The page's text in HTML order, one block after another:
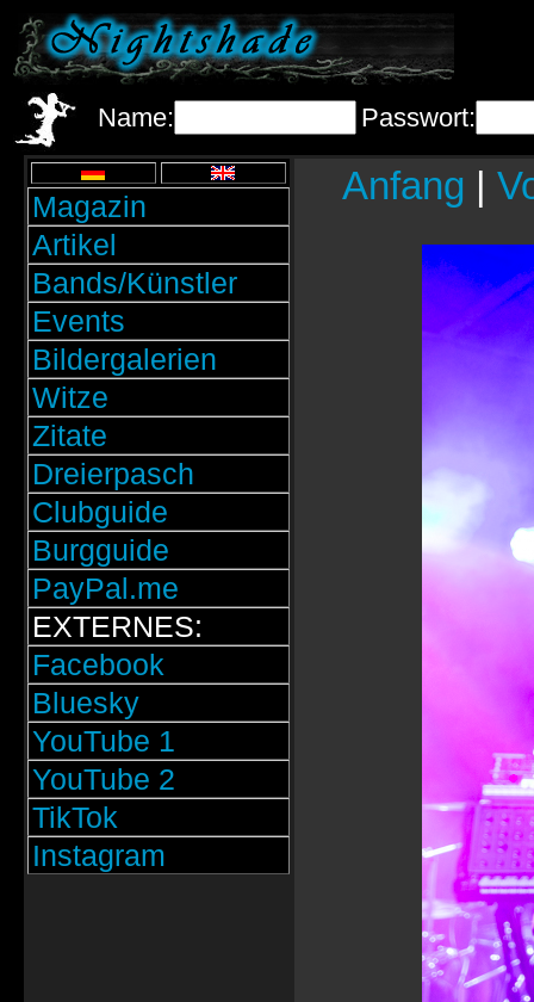
Name: Passwort:
Magazin
Artikel
Bands/Künstler
Events
Bildergalerien
Witze
Zitate
Dreierpasch
Clubguide
Burgguide
PayPal.me
EXTERNES:
Facebook
Bluesky
YouTube 1
YouTube 2
TikTok
Instagram
Anfang |